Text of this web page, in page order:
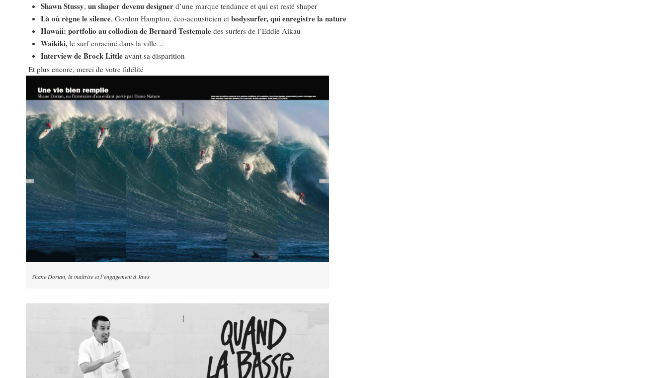
Shawn Stussy, un shaper devenu designer d’une marque tendance et qui est resté shaper
Là où règne le silence, Gordon Hampton, éco-acousticien et bodysurfer, qui enregistre la nature
Hawaii: portfolio au collodion de Bernard Testemale des surfers de l’Eddie Aikau
Waikiki, le surf enraciné dans la ville…
Interview de Brock Little avant sa disparition
Et plus encore, merci de votre fidélité
Shane Dorian, la maîtrise et l’engagement à Jaws